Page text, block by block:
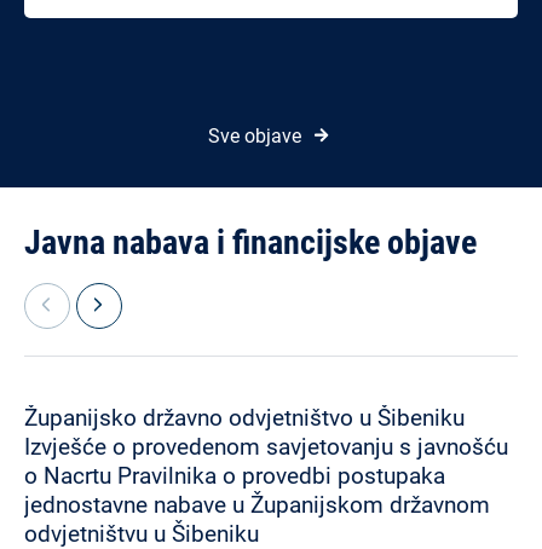
Sve objave
Javna nabava i financijske objave
Županijsko državno odvjetništvo u Šibeniku
Izvješće o provedenom savjetovanju s javnošću
o Nacrtu Pravilnika o provedbi postupaka
jednostavne nabave u Županijskom državnom
odvjetništvu u Šibeniku